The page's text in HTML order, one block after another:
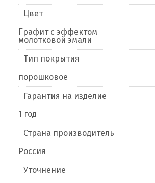
Цвет
Графит с эффектом
молотковой эмали
Тип покрытия
порошковое
Гарантия на изделие
1 год
Страна производитель
Россия
Уточнение